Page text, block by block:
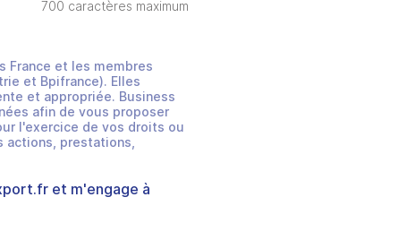
700 caractères maximum
France et les membres
et Bpifrance). Elles
et appropriée. Business
afin de vous proposer
l'exercice de vos droits ou
actions, prestations,
et m'engage à